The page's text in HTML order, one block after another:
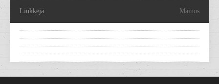
Linkkejä Mainos